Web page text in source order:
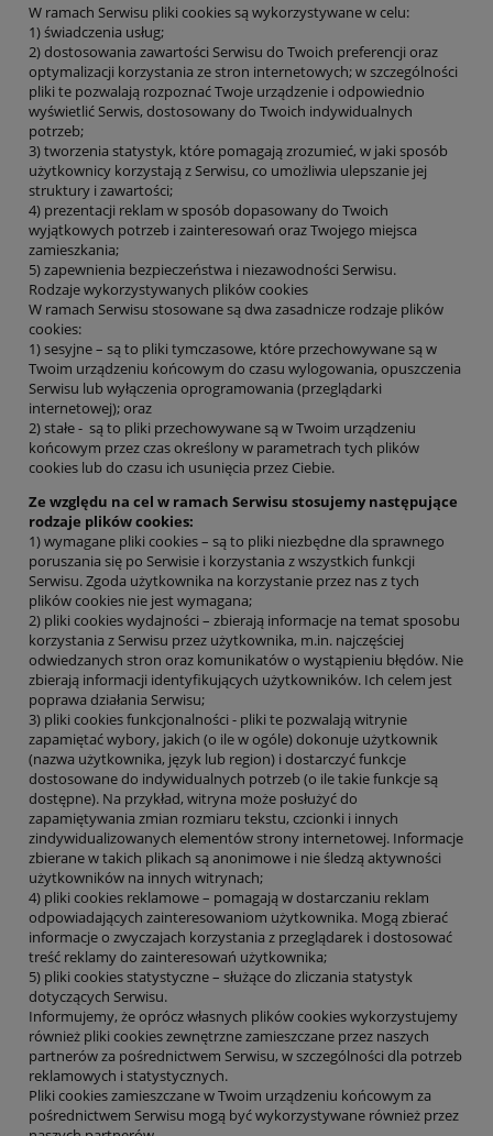
W ramach Serwisu pliki cookies są wykorzystywane w celu:
1) świadczenia usług;
2) dostosowania zawartości Serwisu do Twoich preferencji oraz
optymalizacji korzystania ze stron internetowych; w szczególności
pliki te pozwalają rozpoznać Twoje urządzenie i odpowiednio
wyświetlić Serwis, dostosowany do Twoich indywidualnych
potrzeb;
3) tworzenia statystyk, które pomagają zrozumieć, w jaki sposób
użytkownicy korzystają z Serwisu, co umożliwia ulepszanie jej
struktury i zawartości;
4) prezentacji reklam w sposób dopasowany do Twoich
wyjątkowych potrzeb i zainteresowań oraz Twojego miejsca
zamieszkania;
5) zapewnienia bezpieczeństwa i niezawodności Serwisu.
Rodzaje wykorzystywanych plików cookies
W ramach Serwisu stosowane są dwa zasadnicze rodzaje plików
cookies:
1) sesyjne – są to pliki tymczasowe, które przechowywane są w
Twoim urządzeniu końcowym do czasu wylogowania, opuszczenia
Serwisu lub wyłączenia oprogramowania (przeglądarki
internetowej); oraz
2) stałe - są to pliki przechowywane są w Twoim urządzeniu
końcowym przez czas określony w parametrach tych plików
cookies lub do czasu ich usunięcia przez Ciebie.
Ze względu na cel w ramach Serwisu stosujemy następujące
rodzaje plików cookies:
1) wymagane pliki cookies – są to pliki niezbędne dla sprawnego
poruszania się po Serwisie i korzystania z wszystkich funkcji
Serwisu. Zgoda użytkownika na korzystanie przez nas z tych
plików cookies nie jest wymagana;
2) pliki cookies wydajności – zbierają informacje na temat sposobu
korzystania z Serwisu przez użytkownika, m.in. najczęściej
odwiedzanych stron oraz komunikatów o wystąpieniu błędów. Nie
zbierają informacji identyfikujących użytkowników. Ich celem jest
poprawa działania Serwisu;
3) pliki cookies funkcjonalności - pliki te pozwalają witrynie
zapamiętać wybory, jakich (o ile w ogóle) dokonuje użytkownik
(nazwa użytkownika, język lub region) i dostarczyć funkcje
dostosowane do indywidualnych potrzeb (o ile takie funkcje są
dostępne). Na przykład, witryna może posłużyć do
zapamiętywania zmian rozmiaru tekstu, czcionki i innych
zindywidualizowanych elementów strony internetowej. Informacje
zbierane w takich plikach są anonimowe i nie śledzą aktywności
użytkowników na innych witrynach;
4) pliki cookies reklamowe – pomagają w dostarczaniu reklam
odpowiadających zainteresowaniom użytkownika. Mogą zbierać
informacje o zwyczajach korzystania z przeglądarek i dostosować
treść reklamy do zainteresowań użytkownika;
5) pliki cookies statystyczne – służące do zliczania statystyk
dotyczących Serwisu.
Informujemy, że oprócz własnych plików cookies wykorzystujemy
również pliki cookies zewnętrzne zamieszczane przez naszych
partnerów za pośrednictwem Serwisu, w szczególności dla potrzeb
reklamowych i statystycznych.
Pliki cookies zamieszczane w Twoim urządzeniu końcowym za
pośrednictwem Serwisu mogą być wykorzystywane również przez